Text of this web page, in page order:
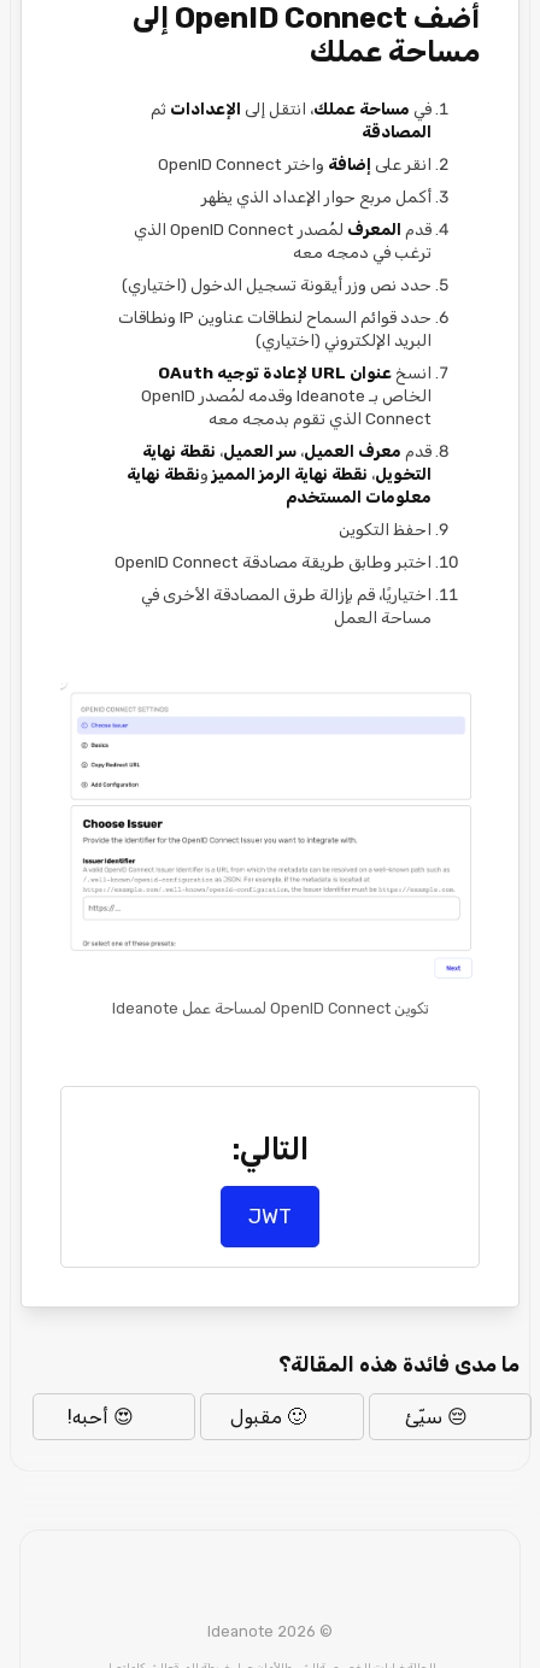
أضف OpenID Connect إلى
مساحة عملك
في مساحة عملك، انتقل إلى الإعدادات ثم
المصادقة
انقر على إضافة واختر OpenID Connect
أكمل مربع حوار الإعداد الذي يظهر
قدم المعرف
لمُصدر OpenID Connect الذي
ترغب في دمجه معه
حدد نص وزر أيقونة تسجيل الدخول (اختياري)
حدد قوائم السماح لنطاقات عناوين IP ونطاقات
البريد الإلكتروني (اختياري)
انسخ عنوان URL لإعادة توجيه OAuth
الخاص بـ Ideanote وقدمه لمُصدر OpenID
Connect الذي تقوم بدمجه معه
قدم معرف العميل، سر العميل، نقطة نهاية
التخويل، نقطة نهاية الرمز المميز ونقطة نهاية
معلومات المستخدم
احفظ التكوين
اختبر وطابق طريقة مصادقة OpenID Connect
اختياريًا، قم بإزالة طرق المصادقة الأخرى في
مساحة العمل
تكوين OpenID Connect لمساحة عمل Ideanote
التالي:
JWT
ما مدى فائدة هذه المقالة؟
😔 سيّئ 🙂 مقبول 😍 أحبه!
© Ideanote 2026